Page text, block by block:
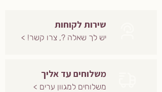
שירות לקוחות
יש לך שאלה ?, צרו קשר! >
משלוחים עד אליך
משלוחים למגוון ערים >